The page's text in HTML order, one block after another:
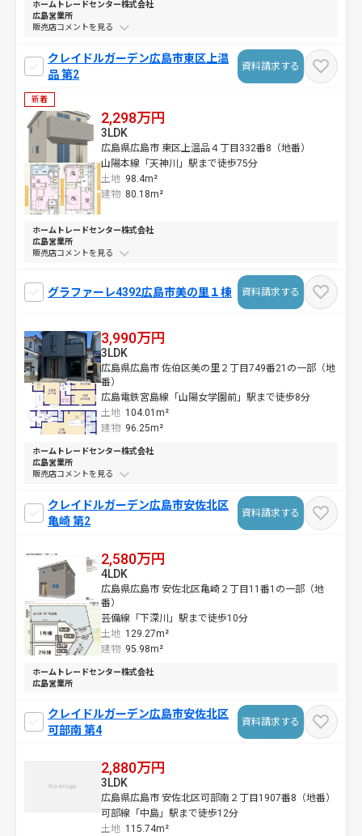
ホームトレードセンター株式会社
広島営業所
販売店コメントを
クレイドルガーデン広島市東区上温
品 第2
資料請求する
新着
2,298万円
広島県広島市 東区上温品４丁目332番8（地番）
山陽本線「天神川」駅まで徒歩75分
土地 98.4m²
3LDK
建物 80.18m²
ホームトレードセンター株式会社
広島営業所
販売店コメントを
グラファーレ4392広島市美の里１棟 資料請求する
3,990万円
広島県広島市 佐伯区美の里２丁目749番21の一部（地
番）
広島電鉄宮島線「山陽女学園前」駅まで徒歩8分
土地 104.01m²
3LDK
建物 96.25m²
ホームトレードセンター株式会社
広島営業所
販売店コメントを
クレイドルガーデン広島市安佐北区
亀崎 第2
資料請求する
2,580万円
広島県広島市 安佐北区亀崎２丁目11番1の一部（地
番）
芸備線「下深川」駅まで徒歩10分
土地 129.27m²
4LDK
建物 95.98m²
ホームトレードセンター株式会社
広島営業所
クレイドルガーデン広島市安佐北区
可部南 第4
資料請求する
2,880万円
広島県広島市 安佐北区可部南２丁目1907番8（地番）
可部線「中島」駅まで徒歩12分
土地 115.74m²
3LDK